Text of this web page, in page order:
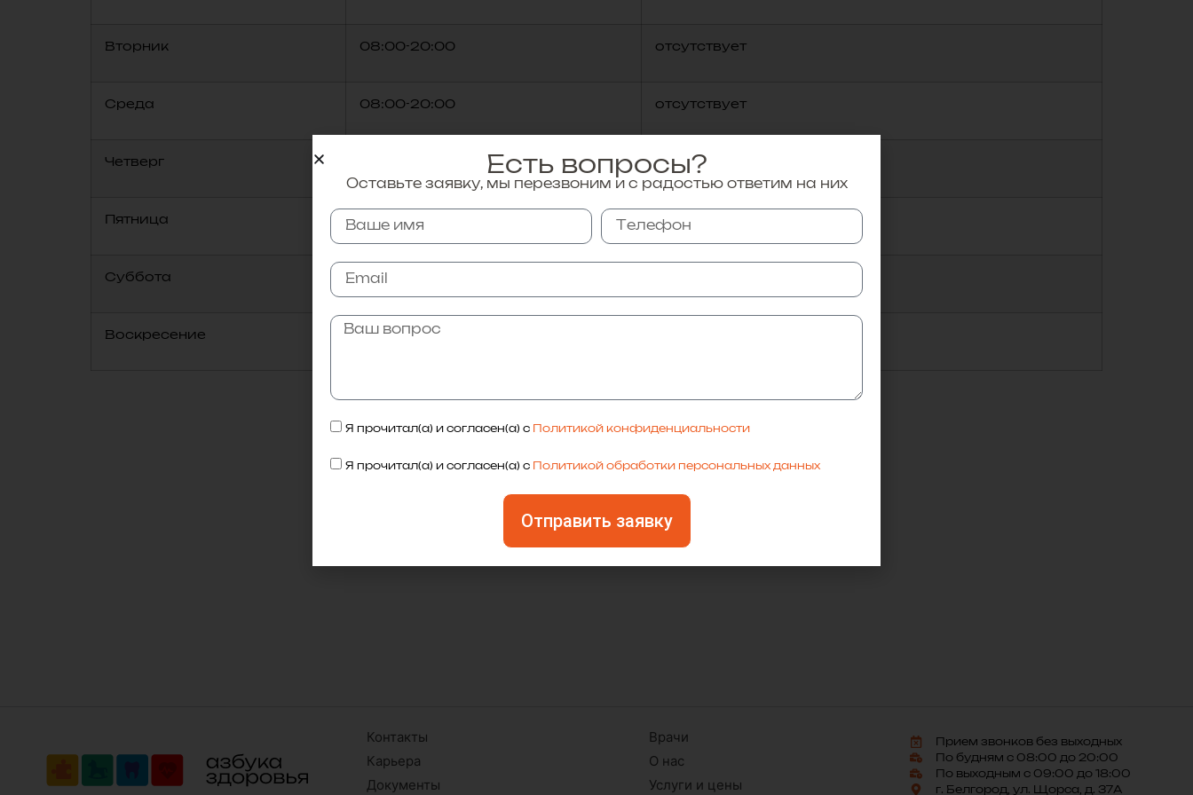
Вторник 08:00-20:00 отсутствует
Среда 08:00-20:00 отсутствует
Четверг отсутствует
Пятница 08:00-20:00 отсутствует
Суббота 09:00-18:00
Воскресение 09:00-18:00
Остались вопросы?
вами в ближайшее время.
Отправить заявку
Контакты
Карьера
Документы
Врачи
О нас
Услуги и цены
Прием звонков без выходных
По будням с 08:00 до 20:00
По выходным с 09:00 до 18:00
г. Белгород, ул. Щорса, д. 37А
Есть вопросы?
Оставьте заявку, мы перезвоним и с радостью ответим на них
Я прочитал(а) и согласен(а) с Политикой конфиденциальности
Я прочитал(а) и согласен(а) с Политикой обработки персональных данных
Отправить заявку